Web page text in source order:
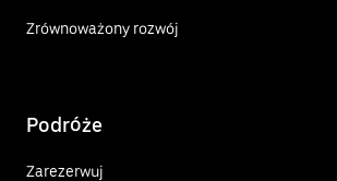
Zrównoważony rozwój
Podróże
Zarezerwuj